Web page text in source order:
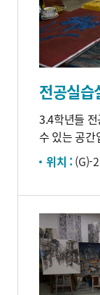
전공실습
3.4학년들
수 있는 공간
위치 : (G)-